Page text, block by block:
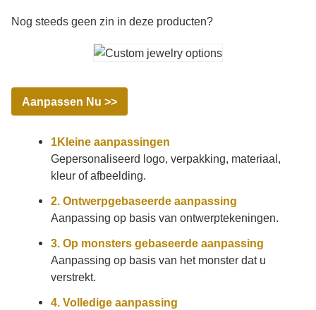
Nog steeds geen zin in deze producten?
Aanpassen Nu >>
1Kleine aanpassingen
Gepersonaliseerd logo, verpakking, materiaal,
kleur of afbeelding.
2. Ontwerpgebaseerde aanpassing
Aanpassing op basis van ontwerptekeningen.
3. Op monsters gebaseerde aanpassing
Aanpassing op basis van het monster dat u
verstrekt.
4. Volledige aanpassing